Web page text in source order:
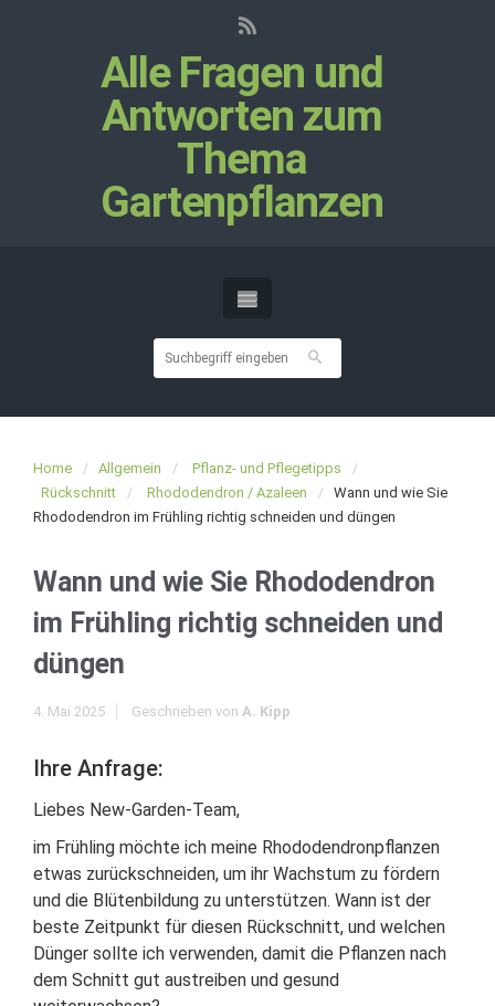
Alle Fragen und
Antworten zum
Thema
Gartenpflanzen
Home Allgemein
Pflanz- und Pflegetipps
Rückschnitt
Rhododendron / Azaleen
Wann und wie Sie
Rhododendron im Frühling richtig schneiden und düngen
Wann und wie Sie Rhododendron
im Frühling richtig schneiden und
düngen
4. Mai 2025 Geschrieben von A. Kipp
Ihre Anfrage:
Liebes New-Garden-Team,
im Frühling möchte ich meine Rhododendronpflanzen
etwas zurückschneiden, um ihr Wachstum zu fördern
und die Blütenbildung zu unterstützen. Wann ist der
beste Zeitpunkt für diesen Rückschnitt, und welchen
Dünger sollte ich verwenden, damit die Pflanzen nach
dem Schnitt gut austreiben und gesund